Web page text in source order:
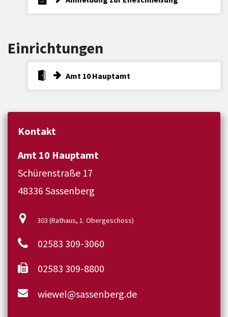
Einrichtungen
Amt 10 Hauptamt
Kontakt
Amt 10 Hauptamt
Schürenstraße 17
48336 Sassenberg
303 (Rathaus, 1. Obergeschoss)
02583 309-3060
02583 309-8800
wiewel@sassenberg.de